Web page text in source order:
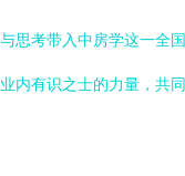
思考带入中房学这一全
内有识之士的力量，共